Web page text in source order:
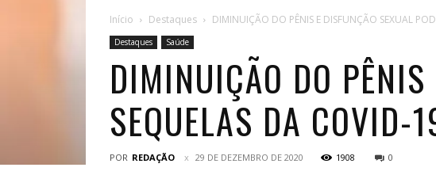
Início Destaques DIMINUIÇÃO DO PÊNIS E DISFUNÇÃO SEXUAL
Destaques Saúde
DIMINUIÇÃO DO
SEQUELAS DA COVID-
POR REDAÇÃO 29 DE DEZEMBRO DE 2020 1908 0